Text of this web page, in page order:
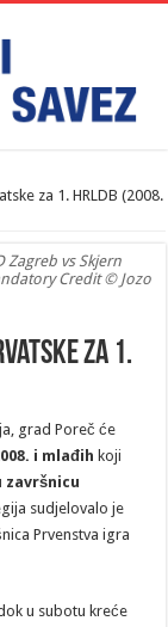
za 1. HRLDB (2008.
Zagreb vs Skjern
Credit © Jozo
za 1.
grad Poreč će
i mlađih koji
završnicu
sudjelovalo je
Prvenstva igra
u subotu kreće